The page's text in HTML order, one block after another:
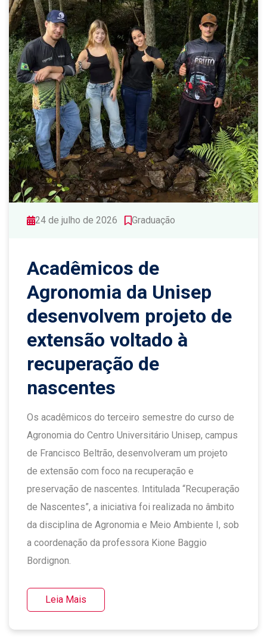
24 de julho de 2026 Graduação
Acadêmicos de
Agronomia da Unisep
desenvolvem projeto de
extensão voltado à
recuperação de
nascentes
Os acadêmicos do terceiro semestre do curso de
Agronomia do Centro Universitário Unisep, campus
de Francisco Beltrão, desenvolveram um projeto
de extensão com foco na recuperação e
preservação de nascentes. Intitulada “Recuperação
de Nascentes”, a iniciativa foi realizada no âmbito
da disciplina de Agronomia e Meio Ambiente I, sob
a coordenação da professora Kione Baggio
Bordignon.
Leia Mais